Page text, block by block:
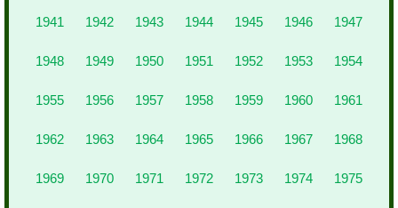
1941 1942 1943 1944 1945 1946 1947
1948 1949 1950 1951 1952 1953 1954
1955 1956 1957 1958 1959 1960 1961
1962 1963 1964 1965 1966 1967 1968
1969 1970 1971 1972 1973 1974 1975